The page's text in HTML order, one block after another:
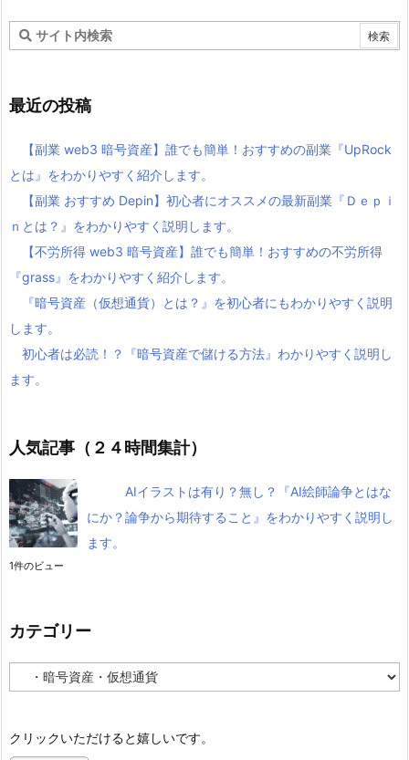
最近の投稿
【副業 web3 暗号資産】誰でも簡単！おすすめの副業『UpRock
とは』をわかりやすく紹介します。
【副業 おすすめ Depin】初心者にオススメの最新副業『Ｄｅｐｉ
ｎとは？』をわかりやすく説明します。
【不労所得 web3 暗号資産】誰でも簡単！おすすめの不労所得
『grass』をわかりやすく紹介します。
『暗号資産（仮想通貨）とは？』を初心者にもわかりやすく説明
します。
初心者は必読！？『暗号資産で儲ける方法』わかりやすく説明し
ます。
人気記事（２４時間集計）
AIイラストは有り？無し？『AI絵師論争とはな
にか？論争から期待すること』をわかりやすく説明し
ます。
1件のビュー
カテゴリー
テ
ー
クリックいただけると嬉しいです。